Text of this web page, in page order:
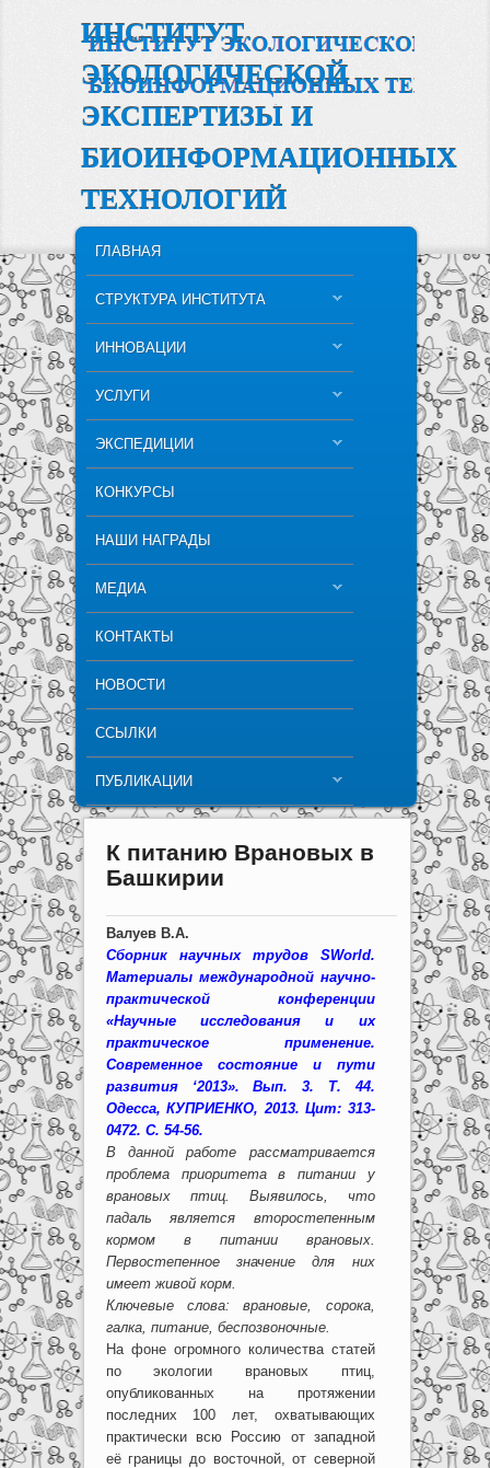
ИНСТИТУТ
ЭКОЛОГИЧЕСКОЙ
ЭКСПЕРТИЗЫ И
БИОИНФОРМАЦИОННЫХ
ТЕХНОЛОГИЙ
SKIP TO PRIMARY CONTENT
SKIP TO SECONDARY CONTENT
ГЛАВНАЯ
СТРУКТУРА ИНСТИТУТА
ИННОВАЦИИ
УСЛУГИ
ЭКСПЕДИЦИИ
КОНКУРСЫ
НАШИ НАГРАДЫ
МЕДИА
КОНТАКТЫ
НОВОСТИ
ССЫЛКИ
ПУБЛИКАЦИИ
К питанию Врановых в
Башкирии
Валуев В.А.
Сборник научных трудов SWorld.
Материалы международной научно-
практической конференции
«Научные исследования и их
практическое применение.
Современное состояние и пути
развития ‘2013». Вып. 3. Т. 44.
Одесса, КУПРИЕНКО, 2013. Цит: 313-
0472. С. 54-56.
В данной работе рассматривается
проблема приоритета в питании у
врановых птиц. Выявилось, что
падаль является второстепенным
кормом в питании врановых.
Первостепенное значение для них
имеет живой корм.
Ключевые слова: врановые, сорока,
галка, питание, беспозвоночные.
На фоне огромного количества статей
по экологии врановых птиц,
опубликованных на протяжении
последних 100 лет, охватывающих
практически всю Россию от западной
её границы до восточной, от северной